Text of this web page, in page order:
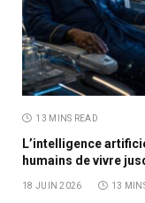
13 MINS READ
L’intelligence
humains de vivre
18 JUIN 2026 13